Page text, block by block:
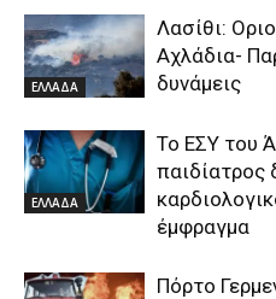
ΕΛΛΑΔΑ
Λασίθι:
Αχλάδια-
δυνάμεις
ΕΛΛΑΔΑ
Το ΕΣΥ του
παιδίατρος
έμφραγμα
Πόρτο